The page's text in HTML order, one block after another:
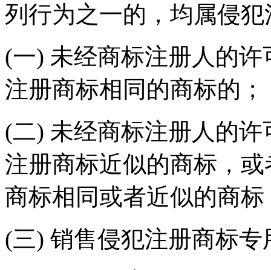
列行为之一的，均属侵
(一) 未经商标注册人的
注册商标相同的商标的；
(二) 未经商标注册人的
注册商标近似的商标，
商标相同或者近似的商
(三) 销售侵犯注册商标